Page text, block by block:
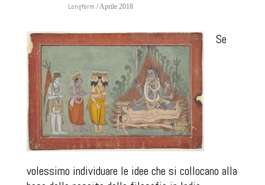
Longform / Aprile 2018
Se
volessimo individuare le idee che si collocano alla